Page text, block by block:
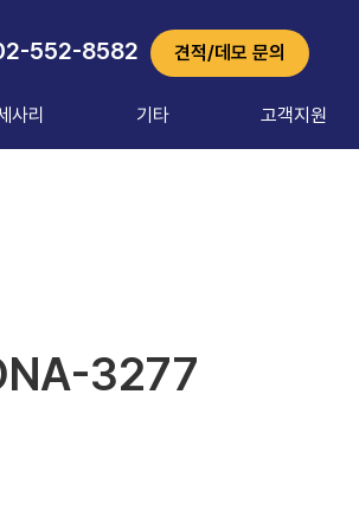
552-8582 견적/데모 문의
사리 기타 고객지원
3277